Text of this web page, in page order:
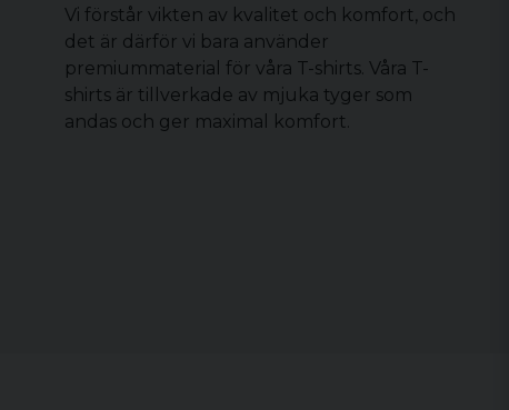
Vi förstår vikten av kvalitet och komfort, och
det är därför vi bara använder
premiummaterial för våra T-shirts. Våra T-
shirts är tillverkade av mjuka tyger som
andas och ger maximal komfort.